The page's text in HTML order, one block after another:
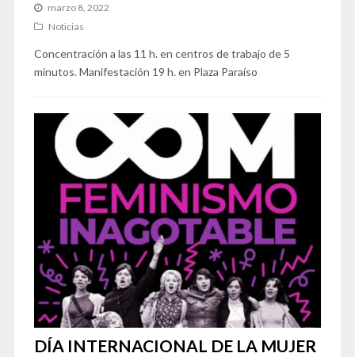
marzo 8, 2022
Noticias
Concentración a las 11 h. en centros de trabajo de 5
minutos. Manifestación 19 h. en Plaza Paraíso
DÍA INTERNACIONAL DE LA MUJER